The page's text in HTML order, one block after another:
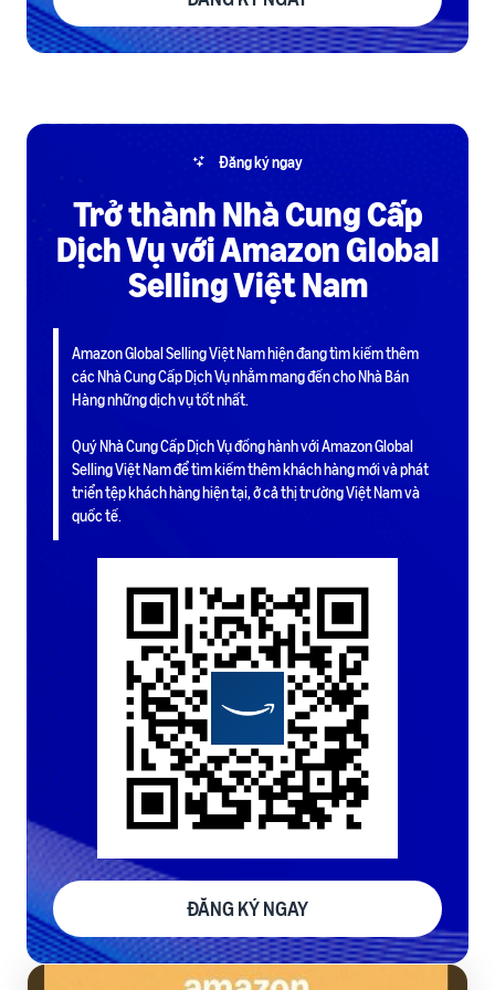
Đăng ký ngay
Trở thành Nhà Cung Cấp
Dịch Vụ với Amazon Global
Selling Việt Nam
Amazon Global Selling Việt Nam hiện đang tìm kiếm thêm
các Nhà Cung Cấp Dịch Vụ nhằm mang đến cho Nhà Bán
Hàng những dịch vụ tốt nhất.
Quý Nhà Cung Cấp Dịch Vụ đồng hành với Amazon Global
Selling Việt Nam để tìm kiếm thêm khách hàng mới và phát
triển tệp khách hàng hiện tại, ở cả thị trường Việt Nam và
quốc tế.
ĐĂNG KÝ NGAY